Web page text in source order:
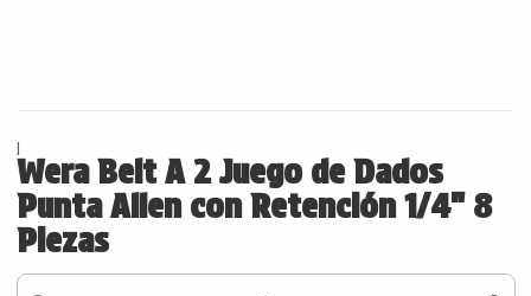
|
Wera Belt A 2 Juego de Dados
Punta Allen con Retención 1/4" 8
Piezas